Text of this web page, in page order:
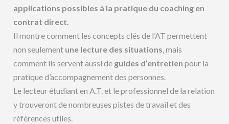
applications possibles à la pratique du coaching en
contrat direct.
Il montre comment les concepts clés de l’AT permettent
non seulement une lecture des situations, mais
comment ils servent aussi de guides d’entretien pour la
pratique d’accompagnement des personnes.
Le lecteur étudiant en A.T. et le professionnel de la relation
y trouveront de nombreuses pistes de travail et des
références utiles.